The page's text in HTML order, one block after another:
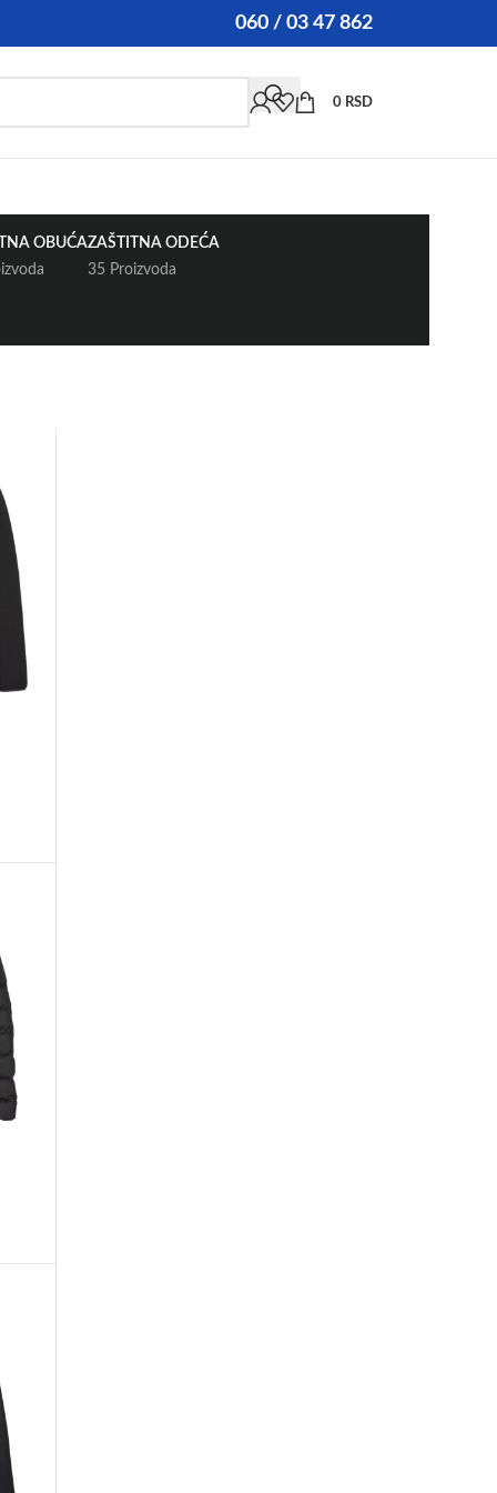
060 / 03 47 862
0 RSD
OBUĆAZAŠTITNA ODEĆA
35 Proizvoda